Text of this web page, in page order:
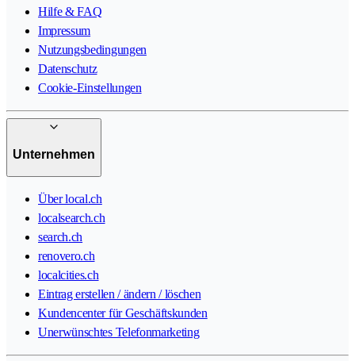
Hilfe & FAQ
Impressum
Nutzungsbedingungen
Datenschutz
Cookie-Einstellungen
Unternehmen
Über local.ch
localsearch.ch
search.ch
renovero.ch
localcities.ch
Eintrag erstellen / ändern / löschen
Kundencenter für Geschäftskunden
Unerwünschtes Telefonmarketing